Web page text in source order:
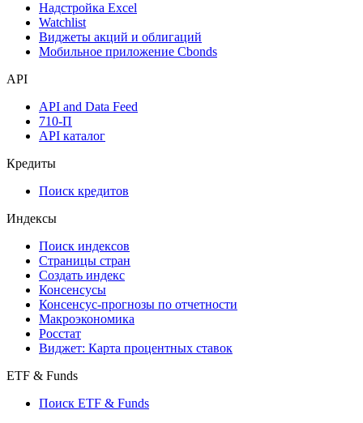
Надстройка Excel
Watchlist
Виджеты акций и облигаций
Мобильное приложение Cbonds
API
API and Data Feed
710-П
API каталог
Кредиты
Поиск кредитов
Индексы
Поиск индексов
Страницы стран
Создать индекс
Консенсусы
Консенсус-прогнозы по отчетности
Макроэкономика
Росстат
Виджет: Карта процентных ставок
ETF & Funds
Поиск ETF & Funds